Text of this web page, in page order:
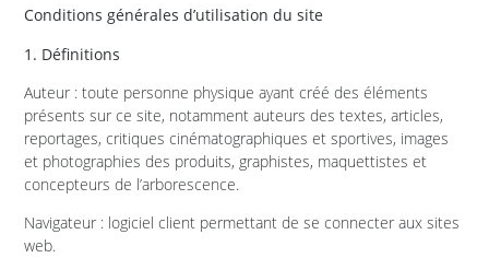
Conditions générales d’utilisation du site
1. Définitions
Auteur : toute personne physique ayant créé des éléments
présents sur ce site, notamment auteurs des textes, articles,
reportages, critiques cinématographiques et sportives, images
et photographies des produits, graphistes, maquettistes et
concepteurs de l’arborescence.
Navigateur : logiciel client permettant de se connecter aux sites
web.